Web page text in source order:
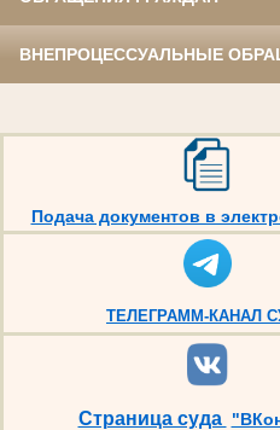
ВНЕПРОЦЕССУАЛЬНЫЕ
Подача документов в
ТЕЛЕГРАММ-КАНАЛ
Страница суда